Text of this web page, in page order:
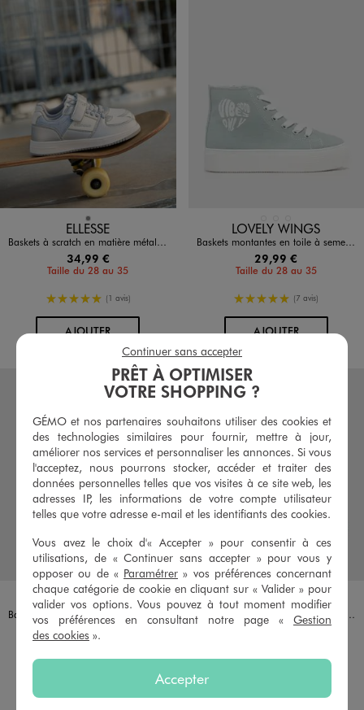
Disponible en 1 coloris
GRIS
ELLESSE
Baskets à scratch en matière métallisée et paillettes fille - Ellesse
34,99 €
Taille du 28 au 35
5/5 de moyenne
(1 avis)
AJOUTERAU PANIER
Disponible en 3 coloris
LOVELY WINGS
Baskets montantes en toile à semelle plateforme fille - Lovely Wings
29,99 €
Taille du 28 au 35
5/5 de moyenne
(7 avis)
AJOUTERAU PANIER
Disponible en 3 coloris
BLEU CLAIR
BLEU FONCE
MARRON STANDARD
LOVELY WINGS
Baskets montantes en toile à semelle plateforme fille - Lovely Wings
29,99 €
Taille du 28 au 35
AJOUTERAU PANIER
Disponible en 1 coloris
VERT CLAIR
CHAMPION USA
Baskets basses RD18 Low à lacets et scratch fille - Champion
34,99 €
4/5 de moyenne
(7 avis)
AJOUTERAU PANIER
PRÊT À OPTIMISER
VOTRE SHOPPING ?
GÉMO et nos partenaires souhaitons utiliser des cookies et
des technologies similaires pour fournir, mettre à jour,
améliorer nos services et personnaliser les annonces. Si vous
l'acceptez, nous pourrons stocker, accéder et traiter des
données personnelles telles que vos visites à ce site web, les
adresses IP, les informations de votre compte utilisateur
telles que votre adresse e-mail et les identifiants des cookies.
Vous avez le choix d'« Accepter » pour consentir à ces
utilisations, de « Continuer sans accepter » pour vous y
opposer ou de « Paramétrer » vos préférences concernant
chaque catégorie de cookie en cliquant sur « Valider » pour
valider vos options. Vous pouvez à tout moment modifier
vos préférences en consultant notre page « Gestion
des cookies ».
Accepter
Continuer sans accepter